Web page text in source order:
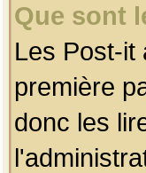
Que sont
Les Post-it
première
donc les